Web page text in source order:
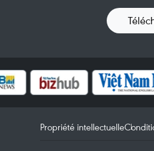
Propriété intellectuelle